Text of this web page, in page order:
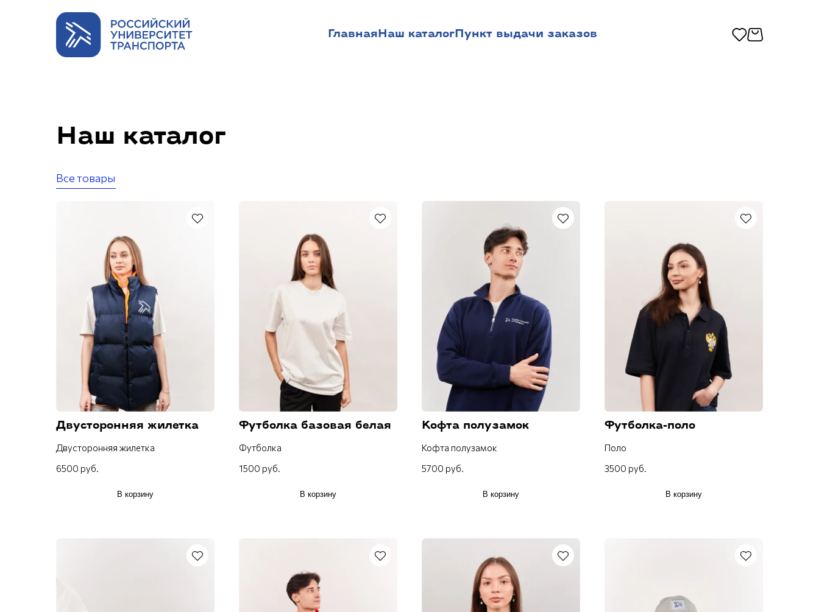
Главная Наш каталогПункт выдачи заказов
Наш каталог
Все товары
Двусторонняя жилетка
Двусторонняя жилетка
6500 руб.
В корзину
Футболка базовая белая
Футболка
1500 руб.
В корзину
Кофта полузамок
Кофта полузамок
5700 руб.
В корзину
Футболка-поло
Поло
3500 руб.
В корзину